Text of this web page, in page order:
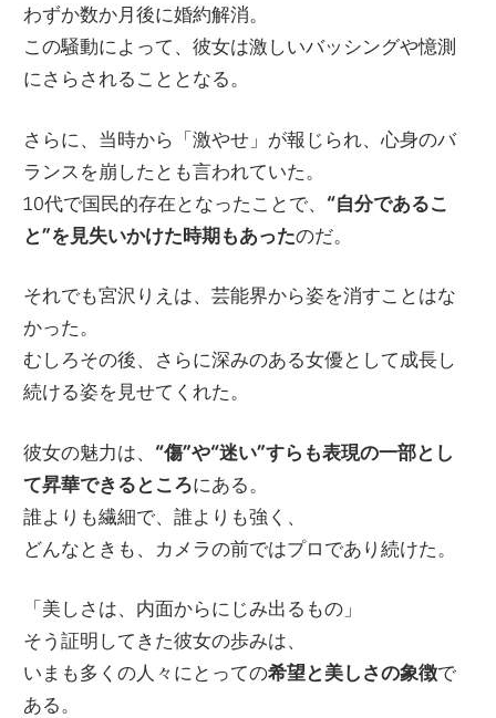
わずか数か月後に婚約解消。
この騒動によって、彼女は激しいバッシングや憶測
にさらされることとなる。
さらに、当時から「激やせ」が報じられ、心身のバ
ランスを崩したとも言われていた。
10代で国民的存在となったことで、“自分であるこ
と”を見失いかけた時期もあったのだ。
それでも宮沢りえは、芸能界から姿を消すことはな
かった。
むしろその後、さらに深みのある女優として成長し
続ける姿を見せてくれた。
彼女の魅力は、“傷”や“迷い”すらも表現の一部とし
て昇華できるところにある。
誰よりも繊細で、誰よりも強く、
どんなときも、カメラの前ではプロであり続けた。
「美しさは、内面からにじみ出るもの」
そう証明してきた彼女の歩みは、
いまも多くの人々にとっての希望と美しさの象徴で
ある。